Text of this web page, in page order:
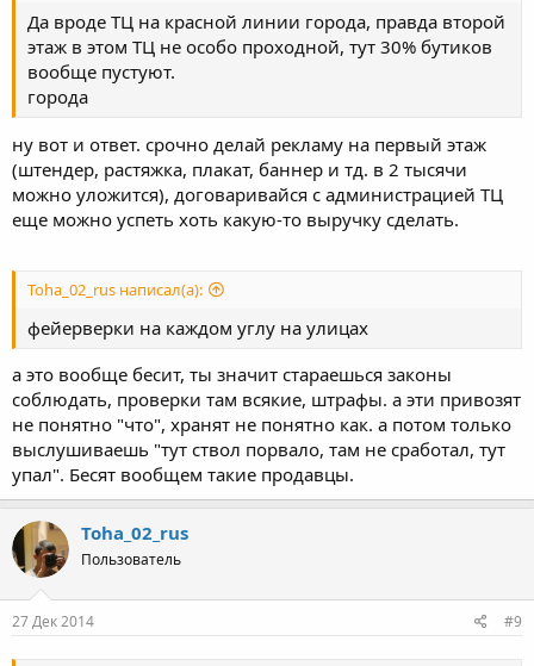
Да вроде ТЦ на красной линии города, правда второй
этаж в этом ТЦ не особо проходной, тут 30% бутиков
вообще пустуют.
города
ну вот и ответ. срочно делай рекламу на первый этаж
(штендер, растяжка, плакат, баннер и тд. в 2 тысячи
можно уложится), договаривайся с администрацией ТЦ
еще можно успеть хоть какую-то выручку сделать.
Toha_02_rus написал(а):
фейерверки на каждом углу на улицах
а это вообще бесит, ты значит стараешься законы
соблюдать, проверки там всякие, штрафы. а эти привозят
не понятно "что", хранят не понятно как. а потом только
выслушиваешь "тут ствол порвало, там не сработал, тут
упал". Бесят вообщем такие продавцы.
Toha_02_rus
Пользователь
27 Дек 2014 #9